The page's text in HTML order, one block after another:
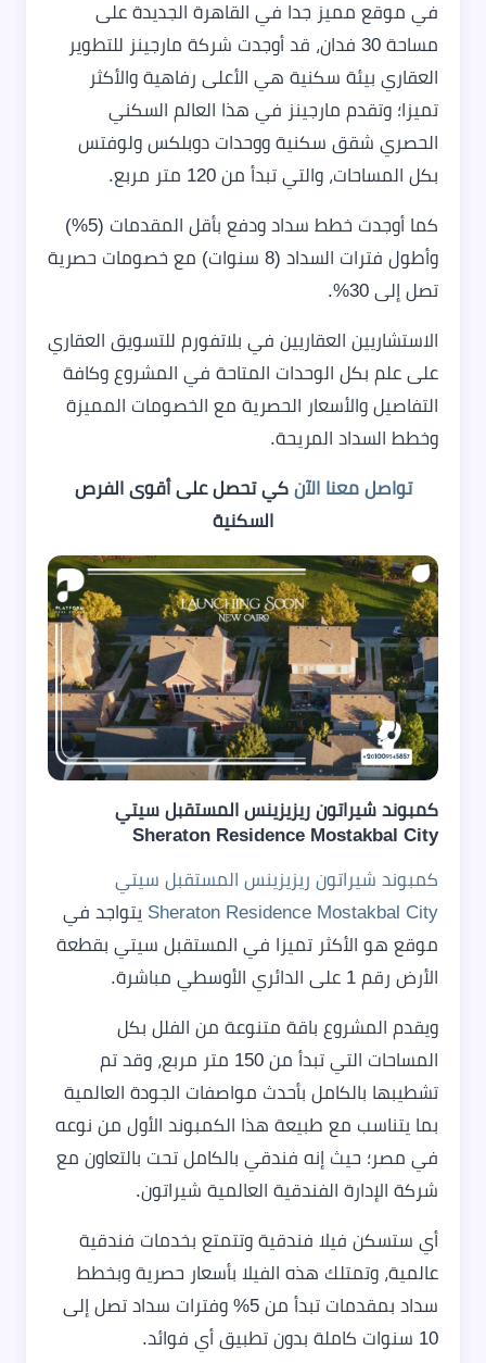
في موقع مميز جدا في القاهرة الجديدة على
مساحة 30 فدان، قد أوجدت شركة مارجينز للتطوير
العقاري بيئة سكنية هي الأعلى رفاهية والأكثر
تميزا؛ وتقدم مارجينز في هذا العالم السكني
الحصري شقق سكنية ووحدات دوبلكس ولوفتس
بكل المساحات، والتي تبدأ من 120 متر مربع.
كما أوجدت خطط سداد ودفع بأقل المقدمات (5%)
وأطول فترات السداد (8 سنوات) مع خصومات حصرية
تصل إلى 30%.
الاستشاريين العقاريين في بلاتفورم للتسويق العقاري
على علم بكل الوحدات المتاحة في المشروع وكافة
التفاصيل والأسعار الحصرية مع الخصومات المميزة
وخطط السداد المريحة.
تواصل معنا الآن كي تحصل على أقوى الفرص
السكنية
كمبوند شيراتون ريزيزينس المستقبل سيتي
Sheraton Residence Mostakbal City
كمبوند شيراتون ريزيزينس المستقبل سيتي
Sheraton Residence Mostakbal City يتواجد في
موقع هو الأكثر تميزا في المستقبل سيتي بقطعة
الأرض رقم 1 على الدائري الأوسطي مباشرة.
ويقدم المشروع باقة متنوعة من الفلل بكل
المساحات التي تبدأ من 150 متر مربع، وقد تم
تشطيبها بالكامل بأحدث مواصفات الجودة العالمية
بما يتناسب مع طبيعة هذا الكمبوند الأول من نوعه
في مصر؛ حيث إنه فندقي بالكامل تحت بالتعاون مع
شركة الإدارة الفندقية العالمية شيراتون.
أي ستسكن فيلا فندقية وتتمتع بخدمات فندقية
عالمية، وتمتلك هذه الفيلا بأسعار حصرية وبخطط
سداد بمقدمات تبدأ من 5% وفترات سداد تصل إلى
10 سنوات كاملة بدون تطبيق أي فوائد.